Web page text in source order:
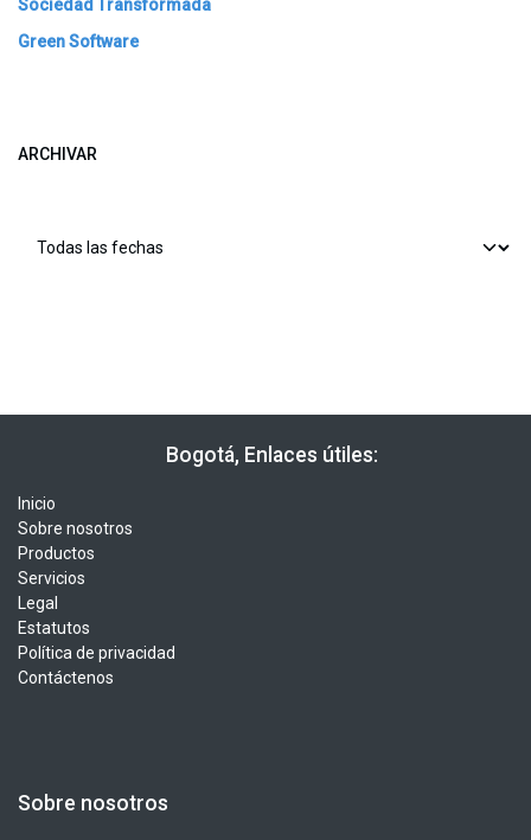
Sociedad Transformada
Green Software
ARCHIVAR
​​ Bogotá, Enlaces útiles:
Inicio
Sobre nosotros
Productos
Servicios
Legal
Estatutos
Política de privacidad
Contáctenos
Sobre nosotros